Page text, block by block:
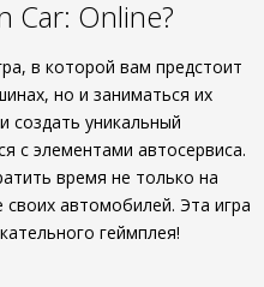
Car: Online?
в которой вам предстоит
но и заниматься их
создать уникальный
с элементами автосервиса.
время не только на
автомобилей. Эта игра
геймплея!